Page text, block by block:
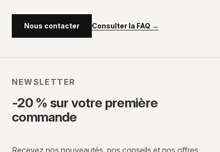
Nous contacter Consulter la FAQ →
NEWSLETTER
-20 % sur votre première
commande
Recevez nos nouveautés, nos conseils et nos offres